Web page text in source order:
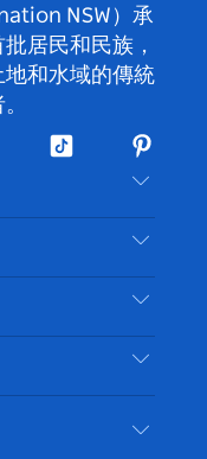
NSW）承
居民和民族，
和水域的傳統
抖